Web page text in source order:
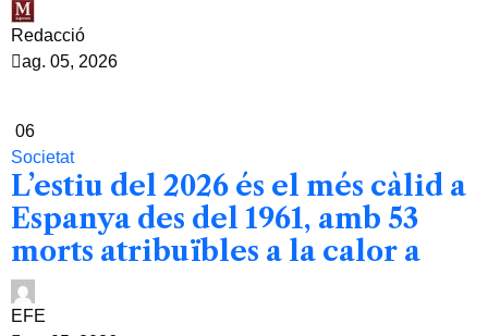
Redacció
ag. 05, 2026
06
Societat
L’estiu del 2026 és el més càlid a
Espanya des del 1961, amb 53
morts atribuïbles a la calor a
EFE